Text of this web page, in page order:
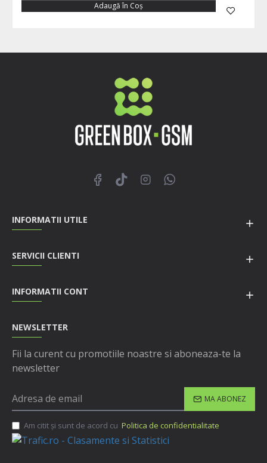
Adaugă în Coş
INFORMATII UTILE
SERVICII CLIENTI
INFORMATII CONT
NEWSLETTER
Fii la curent cu promotiile noastre si aboneaza-te la
newsletter
MA ABONEZ
Am citit şi sunt de acord cu Politica de confidentialitate